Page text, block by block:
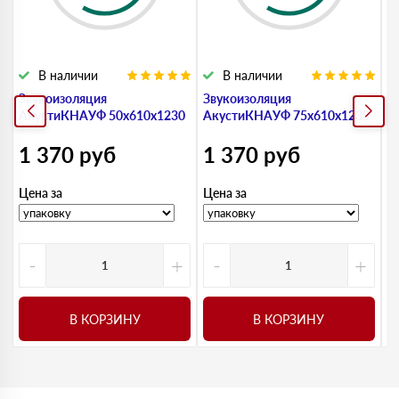
Звукоизоляция
АкустиКНАУФ 50х610х1230
В наличии
1 370 руб
Цена за
- +
В КОРЗИНУ
Звукоизоляция
АкустиКНАУФ 75х610х1230
В наличии
1 370 руб
Цена за
- +
В КОРЗИНУ